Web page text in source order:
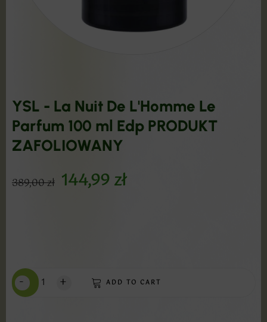
YSL - La Nuit De L'Homme Le
Parfum 100 ml Edp PRODUKT
ZAFOLIOWANY
389,00zł 144,99zł
- + ADD TO CART